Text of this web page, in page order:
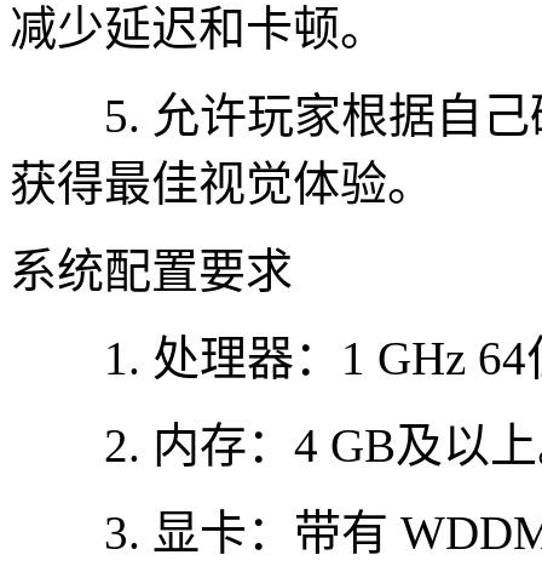
减少延迟和卡顿。
5. 允许玩家根据自己
获得最佳视觉体验。
系统配置要求
1. 处理器：1 GHz 64
2. 内存：4 GB及以
3. 显卡：带有 WDDM